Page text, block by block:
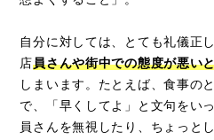
自分に対しては、とても礼儀正
店員さんや街中での態度が悪い
しまいます。たとえば、食事の
で、「早くしてよ」と文句をい
員さんを無視したり、ちょっと